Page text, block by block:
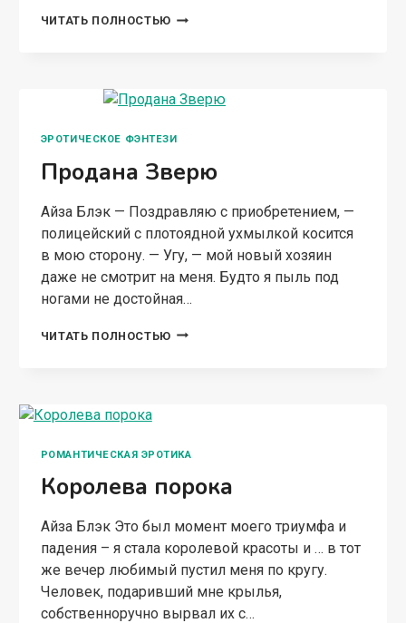
ЧИТАТЬ ПОЛНОСТЬЮ НАСЛЕДНИК
ЭРОТИЧЕСКОЕ ФЭНТЕЗИ
Продана Зверю
Айза Блэк — Поздравляю с приобретением, —
полицейский с плотоядной ухмылкой косится
в мою сторону. — Угу, — мой новый хозяин
даже не смотрит на меня. Будто я пыль под
ногами не достойная…
ЧИТАТЬ ПОЛНОСТЬЮ ПРОДАНА
РОМАНТИЧЕСКАЯ ЭРОТИКА
Королева порока
Айза Блэк Это был момент моего триумфа и
падения – я стала королевой красоты и … в тот
же вечер любимый пустил меня по кругу.
Человек, подаривший мне крылья,
собственноручно вырвал их с…